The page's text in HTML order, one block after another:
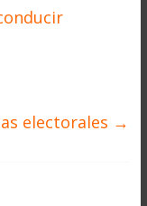
electorales →